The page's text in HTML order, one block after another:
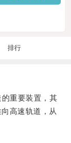
排行
重要装置，其
高速轨道，从